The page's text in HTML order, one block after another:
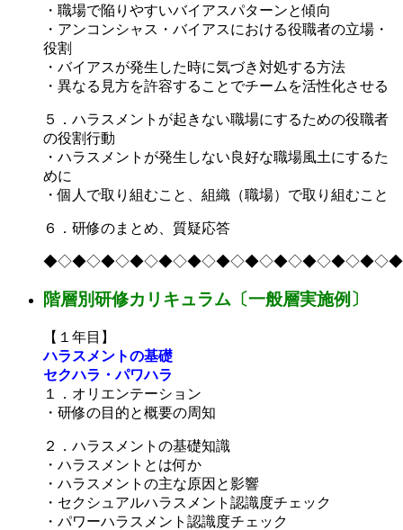
・職場で陥りやすいバイアスパターンと傾向
・アンコンシャス・バイアスにおける役職者の立場・
役割
・バイアスが発生した時に気づき対処する方法
・異なる見方を許容することでチームを活性化させる
５．ハラスメントが起きない職場にするための役職者
の役割行動
・ハラスメントが発生しない良好な職場風土にするた
めに
・個人で取り組むこと、組織（職場）で取り組むこと
６．研修のまとめ、質疑応答
◆◇◆◇◆◇◆◇◆◇◆◇◆◇◆◇◆◇◆◇◆◇◆◇◆
階層別研修カリキュラム〔一般層実施例〕
【１年目】
ハラスメントの基礎
セクハラ・パワハラ
１．オリエンテーション
・研修の目的と概要の周知
２．ハラスメントの基礎知識
・ハラスメントとは何か
・ハラスメントの主な原因と影響
・セクシュアルハラスメント認識度チェック
・パワーハラスメント認識度チェック